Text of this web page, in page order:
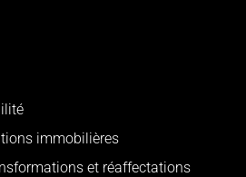
immobilières
et réaffectations